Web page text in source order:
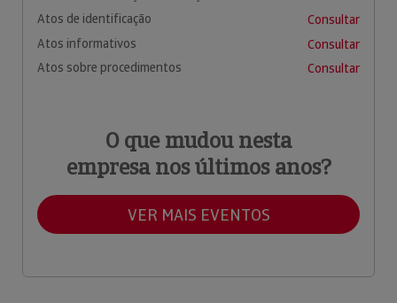
Atos de identificação
Consultar
Atos informativos
Consultar
Atos sobre procedimentos
Consultar
O que mudou nesta
empresa nos últimos anos?
VER MAIS EVENTOS